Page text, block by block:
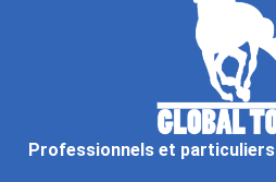
Professionnels et particuliers